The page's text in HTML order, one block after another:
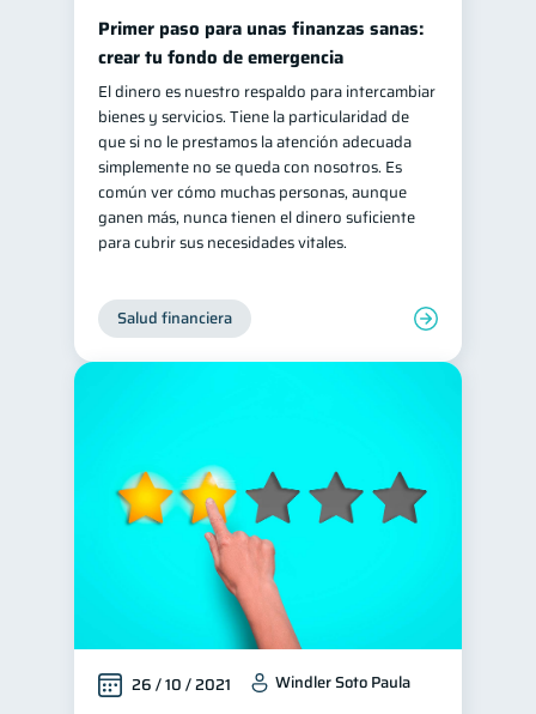
Primer paso para unas finanzas sanas:
crear tu fondo de emergencia
El dinero es nuestro respaldo para intercambiar
bienes y servicios. Tiene la particularidad de
que si no le prestamos la atención adecuada
simplemente no se queda con nosotros. Es
común ver cómo muchas personas, aunque
ganen más, nunca tienen el dinero suficiente
para cubrir sus necesidades vitales.
Salud financiera
26 / 10 / 2021 Windler Soto Paula